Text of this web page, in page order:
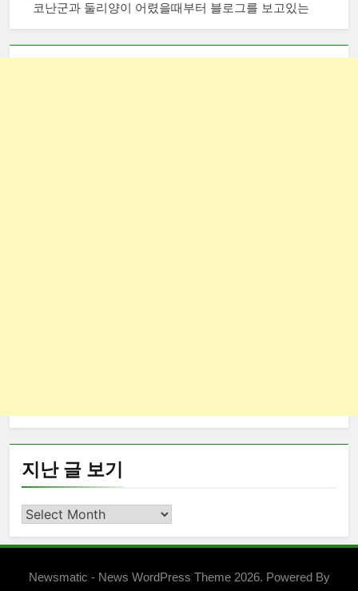
코난군과 둘리양이 어렸을때부터 블로그를 보고있는
지난 글 보기
지
글
보Newsmatic - News WordPress Theme 2026. Powered By